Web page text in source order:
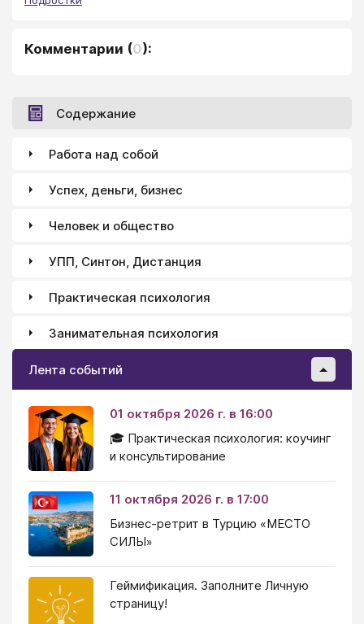
Комментарии (0):
Содержание
Работа над собой
Успех, деньги, бизнес
Человек и общество
УПП, Синтон, Дистанция
Практическая психология
Занимательная психология
Лента событий
01 октября 2026 г. в 16:00
🎓 Практическая психология: коучинг
и консультирование
11 октября 2026 г. в 17:00
Бизнес-ретрит в Турцию «МЕСТО
СИЛЫ»
Геймификация. Заполните Личную
страницу!